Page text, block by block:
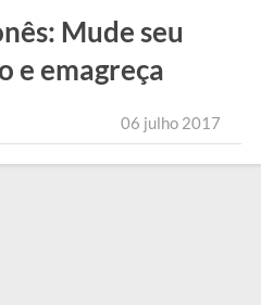
Mude seu
e emagreça
06 julho 2017